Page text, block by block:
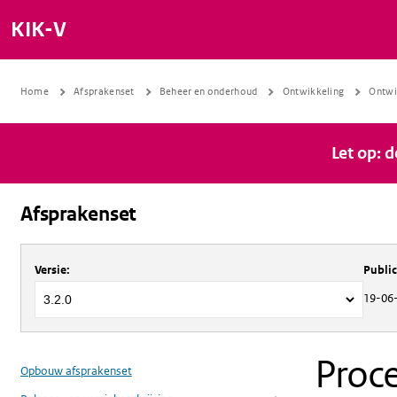
KIK-V
Home Afsprakenset Beheer en onderhoud Ontwikkeling
Let op:
Afsprakenset
Over
Versie:
19-
Opbouw afsprakenset